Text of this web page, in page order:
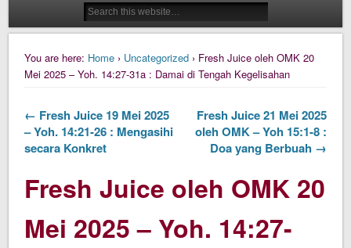
You are here: Home › Uncategorized › Fresh Juice oleh OMK 20
Mei 2025 – Yoh. 14:27-31a : Damai di Tengah Kegelisahan
← Fresh Juice 19 Mei 2025
– Yoh. 14:21-26 : Mengasihi
secara Konkret
Fresh Juice 21 Mei 2025
oleh OMK – Yoh 15:1-8 :
Doa yang Berbuah →
Fresh Juice oleh OMK 20
Mei 2025 – Yoh. 14:27-